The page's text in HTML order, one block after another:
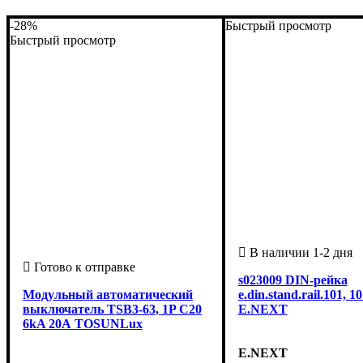
-28%
Быстрый просмотр
Модульный автоматический
выключатель TSB3-63, 1P C20
6kA 20А TOSUNLux
Быстрый просмотр
s023009 DIN-рейка
e.din.stand.rail.101,
E.NEXT
E.NEXT